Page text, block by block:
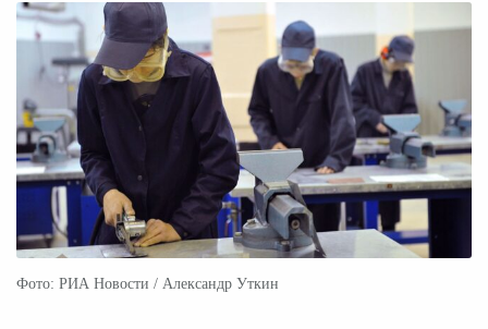
Фото: РИА Новости / Александр Уткин